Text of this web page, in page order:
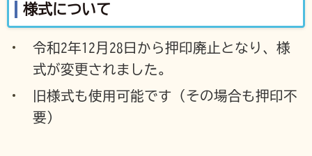
様式について
令和2年12月28日から押印廃止となり、様
式が変更されました。
旧様式も使用可能です（その場合も押印不
要）